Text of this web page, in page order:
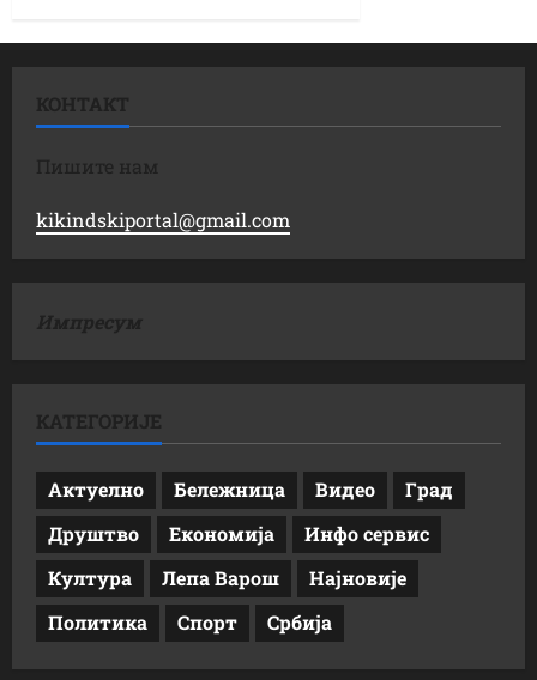
КОНТАКТ
Пишите нам
kikindskiportal@gmail.com
Импресум
КАТЕГОРИЈЕ
Актуелно Бележница Видео
Град
Друштво
Економија
Инфо сервис
Култура
Лепа Варош
Најновије
Политика
Спорт Србија